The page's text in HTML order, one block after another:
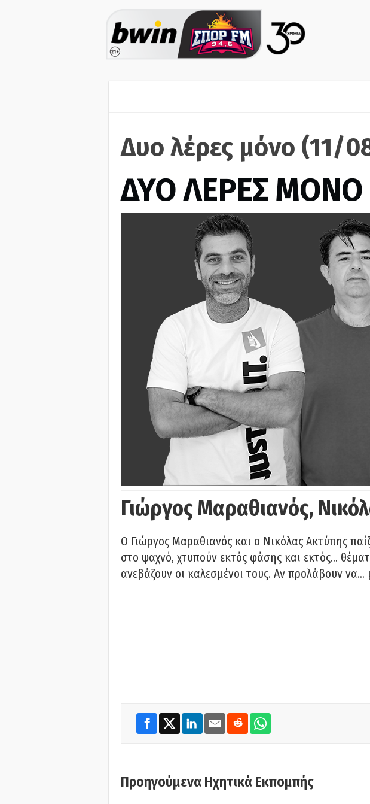
Δυο λέρες μόνο (11/
ΔΥΟ ΛΕΡΕΣ ΜΟΝΟ
Γιώργος Μαραθιανός,
Ο Γιώργος Μαραθιανός και ο Νικόλας Ακτύπης
στο ψαχνό, χτυπούν εκτός φάσης και εκτός…
ανεβάζουν οι καλεσμένοι τους. Αν προλάβουν να…
Προηγούμενα Ηχητικά Εκπομπής